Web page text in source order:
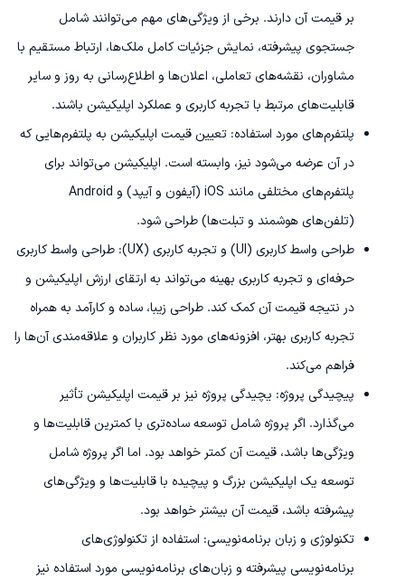
بر قیمت آن دارند. برخی از ویژگی‌های مهم می‌توانند شامل
جستجوی پیشرفته، نمایش جزئیات کامل ملک‌ها، ارتباط مستقیم با
مشاوران، نقشه‌های تعاملی، اعلان‌ها و اطلاع‌رسانی به روز و سایر
قابلیت‌های مرتبط با تجربه کاربری و عملکرد اپلیکیشن باشند.
پلتفرم‌های مورد استفاده: تعیین قیمت اپلیکیشن به پلتفرم‌هایی که
در آن عرضه می‌شود نیز، وابسته است. اپلیکیشن می‌تواند برای
پلتفرم‌های مختلفی مانند iOS (آیفون و آیپد) و Android
(تلفن‌های هوشمند و تبلت‌ها) طراحی شود.
طراحی واسط کاربری (UI) و تجربه کاربری (UX): طراحی واسط کاربری
حرفه‌ای و تجربه کاربری بهینه می‌تواند به ارتقای ارزش اپلیکیشن و
در نتیجه قیمت آن کمک کند. طراحی زیبا، ساده و کارآمد به همراه
تجربه کاربری بهتر، افزونه‌های مورد نظر کاربران و علاقه‌مندی آن‌ها را
فراهم می‌کند.
پیچیدگی پروژه: یچیدگی پروژه نیز بر قیمت اپلیکیشن تأثیر
می‌گذارد. اگر پروژه شامل توسعه ساده‌تری با کمترین قابلیت‌ها و
ویژگی‌ها باشد، قیمت آن کمتر خواهد بود. اما اگر پروژه شامل
توسعه یک اپلیکیشن بزرگ و پیچیده با قابلیت‌ها و ویژگی‌های
پیشرفته باشد، قیمت آن بیشتر خواهد بود.
تکنولوژی و زبان برنامه‌نویسی: استفاده از تکنولوژی‌های
برنامه‌نویسی پیشرفته و زبان‌های برنامه‌نویسی مورد استفاده نیز